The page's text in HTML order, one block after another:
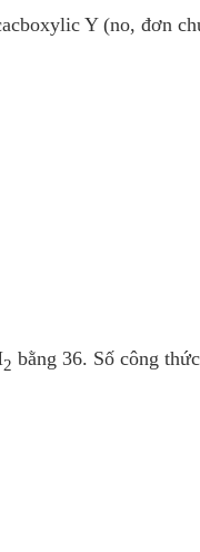
Y (no, đơn
2 bằng 36. Số công